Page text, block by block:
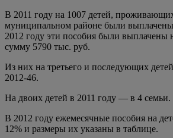
В 2011 году на 1007 детей,
муниципальном районе были
2012 году эти пособия были выплачены
сумму 5790 тыс. руб.
Из них на третьего и последующих
2012-46.
На двоих детей в 2011 году — в 4 семьи.
В 2012 году ежемесячные пособия на
12% и размеры их указаны в таблице.